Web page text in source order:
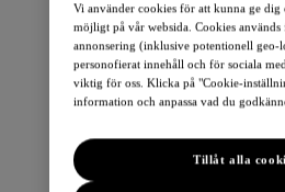
Townstar Combi EV
Primastar/NV300
ELBILAR
Vi använder cookies för att kunna ge dig
möjligt på vår websida. Cookies
annonsering (inklusive potentionell geo-
personofierat innehåll och för sociala
viktig för oss. Klicka på "Cookie-
information och anpassa vad du
Tillåt alla